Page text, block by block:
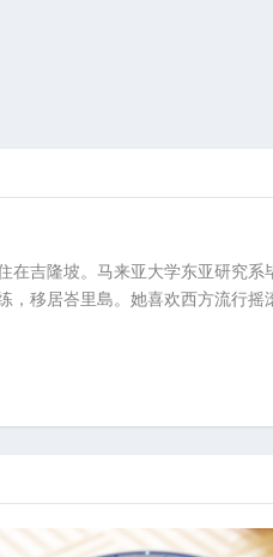
在吉隆坡。马来亚大学东亚研究
，移居峇里島。她喜欢西方流行摇